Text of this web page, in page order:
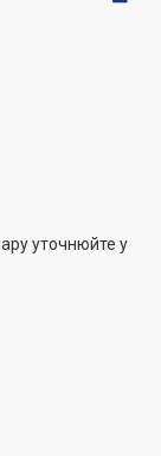
уточнюйте у